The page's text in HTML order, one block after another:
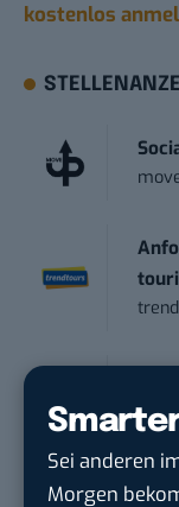
Sei anderen
Morgen
kostenlos
der